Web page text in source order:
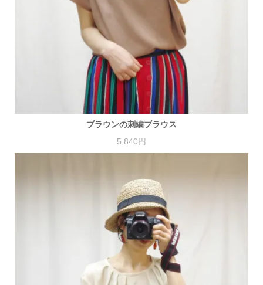
ブラウンの刺繍ブラウス
5,840円